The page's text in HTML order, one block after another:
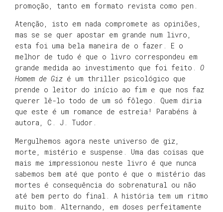
promoção, tanto em formato revista como pen.
Atenção, isto em nada compromete as opiniões,
mas se se quer apostar em grande num livro,
esta foi uma bela maneira de o fazer. E o
melhor de tudo é que o livro correspondeu em
grande medida ao investimento que foi feito. O
Homem de Giz é um thriller psicológico que
prende o leitor do início ao fim e que nos faz
querer lê-lo todo de um só fôlego. Quem diria
que este é um romance de estreia! Parabéns à
autora, C. J. Tudor.
Mergulhemos agora neste universo de giz,
morte, mistério e suspense. Uma das coisas que
mais me impressionou neste livro é que nunca
sabemos bem até que ponto é que o mistério das
mortes é consequência do sobrenatural ou não
até bem perto do final. A história tem um ritmo
muito bom. Alternando, em doses perfeitamente